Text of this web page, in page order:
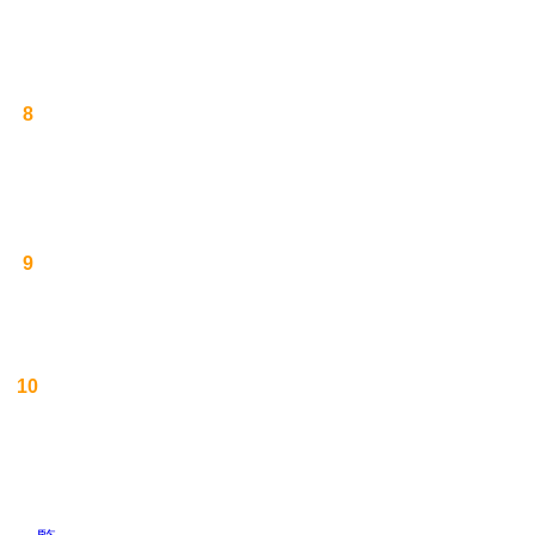
8
9
10